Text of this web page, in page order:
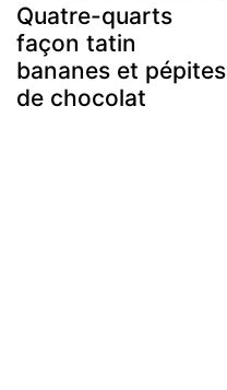
Quatre-quarts
façon tatin
bananes et pépites
de chocolat